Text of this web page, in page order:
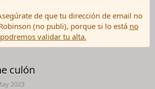
de que tu dirección de email no
(no publi), porque si lo está no
podremos validar tu alta.
culón
2023